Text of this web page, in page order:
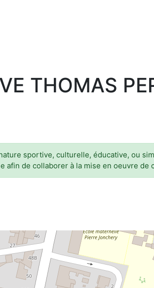
THOMAS
sportive, culturelle, éducative, ou
de collaborer à la mise en oeuvre